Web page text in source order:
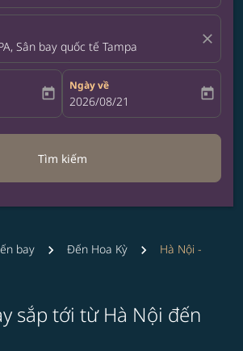
Sân bay quốc tế Tampa close
date-aria-label
today
Ngày về
fc-booking-return-date-aria-label
2026/08/21 today
Tìm kiếm
bay Đến Hoa Kỳ
Hà Nội -
sắp tới từ Hà Nội đến
nhật lại hành trình (điểm đi và/hoặc